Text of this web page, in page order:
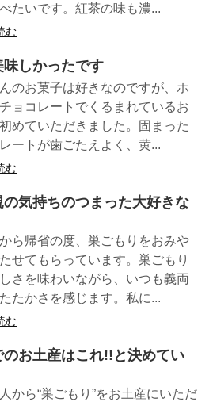
たいです。紅茶の味も濃...
む
味しかったです
のお菓子は好きなのですが、ホ
ョコレートでくるまれているお
めていただきました。固まった
ートが歯ごたえよく、黄...
む
の気持ちのつまった大好きな
ら帰省の度、巣ごもりをおみや
せてもらっています。巣ごもり
さを味わいながら、いつも義両
たかさを感じます。私に...
む
のお土産はこれ!!と決めてい
から“巣ごもり”をお土産にいただ